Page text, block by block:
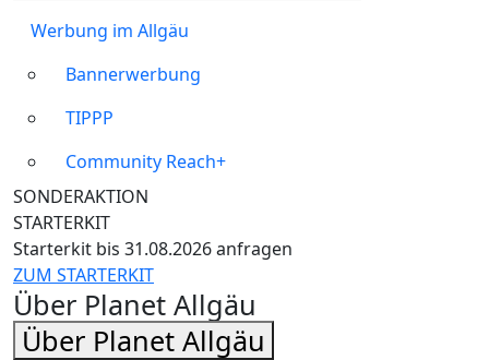
Werbung im Allgäu
Bannerwerbung
TIPPP
Community Reach+
SONDERAKTION
STARTERKIT
Starterkit bis 31.08.2026 anfragen
ZUM STARTERKIT
Über Planet Allgäu
Über Planet Allgäu